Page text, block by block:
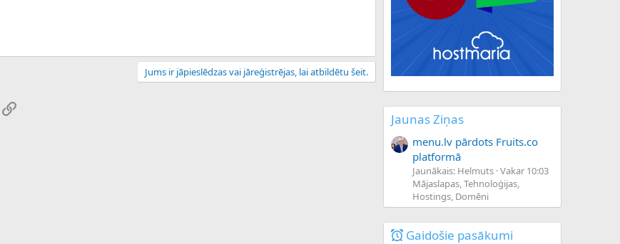
Jums ir jāpieslēdzas vai jāreģistrējas, lai atbildētu šeit.
Saiti
Jaunas Ziņas
menu.lv pārdots Fruits.co
platformā
Jaunākais: Helmuts Vakar 10:03
Mājaslapas, Tehnoloģijas,
Hostings, Domēni
Gaidošie pasākumi